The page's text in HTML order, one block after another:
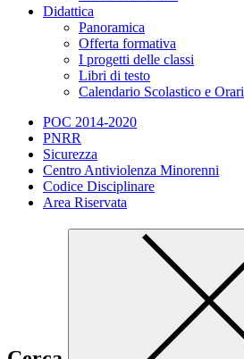
Didattica
Panoramica
Offerta formativa
I progetti delle classi
Libri di testo
Calendario Scolastico e Orari
POC 2014-2020
PNRR
Sicurezza
Centro Antiviolenza Minorenni
Codice Disciplinare
Area Riservata